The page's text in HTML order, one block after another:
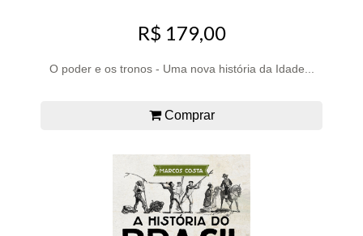
R$ 179,00
O poder e os tronos - Uma nova história da Idade...
Comprar